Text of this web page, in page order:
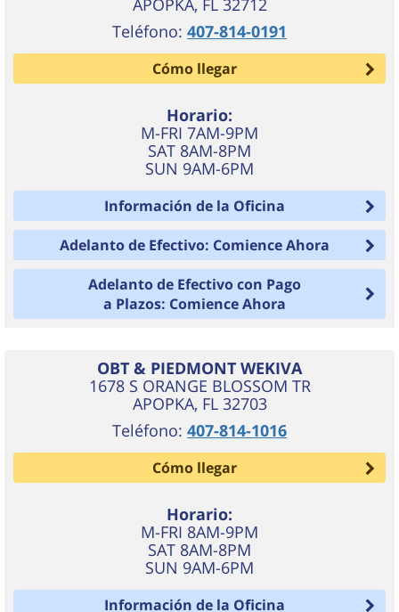
APOPKA, FL 32712
Teléfono: 407-814-0191
Cómo llegar
Horario:
M-FRI 7AM-9PM
SAT 8AM-8PM
SUN 9AM-6PM
Información de la Oficina
Adelanto de Efectivo: Comience Ahora
Adelanto de Efectivo con Pago
a Plazos: Comience Ahora
OBT & PIEDMONT WEKIVA
1678 S ORANGE BLOSSOM TR
APOPKA, FL 32703
Teléfono: 407-814-1016
Cómo llegar
Horario:
M-FRI 8AM-9PM
SAT 8AM-8PM
SUN 9AM-6PM
Información de la Oficina